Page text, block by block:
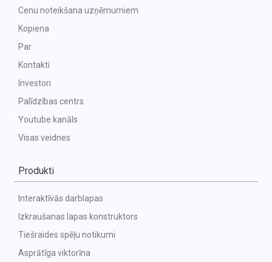
Cenu noteikšana uzņēmumiem
Kopiena
Par
Kontakti
Investori
Palīdzības centrs
Youtube kanāls
Visas veidnes
Produkti
Interaktīvās darblapas
Izkraušanas lapas konstruktors
Tiešraides spēļu notikumi
Asprātīga viktorīna